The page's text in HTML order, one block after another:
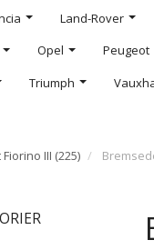
Land-Rover
Opel Peugeot
Triumph
Fiorino III (225)